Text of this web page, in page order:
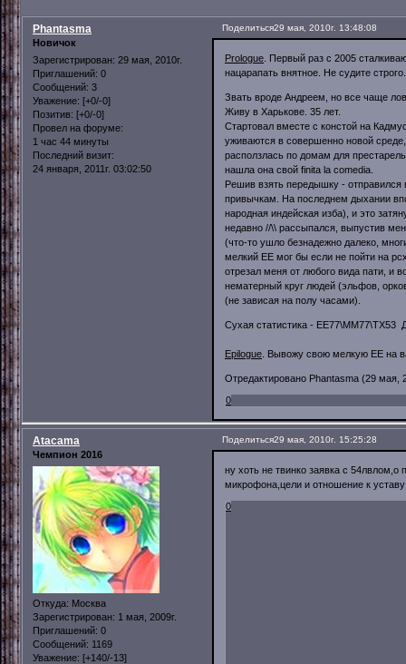
Поделиться29 мая, 2010г. 13:48:08
Phantasma
Новичок
Зарегистрирован: 29 мая, 2010г.
Приглашений: 0
Сообщений: 3
Уважение: [+0/-0]
Позитив: [+0/-0]
Провел на форуме:
1 час 44 минуты
Последний визит:
24 января, 2011г. 03:02:50
Prologue . Первый раз с 2005
нацарапать внятное. Не судите строго.
Звать вроде Андреем, но все чаще
Живу в Харькове. 35 лет.
Стартовал вместе с констой на
уживаются в совершенно новой
расползлась по домам для
нашла она свой finita la comedia.
Решив взять передышку - отправился
привычкам. На последнем дыхании
народная индейская изба), и это
недавно //\\ рассыпался, выпустив
(что-то ушло безнадежно далеко,
мелкий ЕЕ мог бы если не пойти на
отрезал меня от любого вида пати, и
нематерный круг людей (эльфов,
(не зависая на полу часами).
Сухая статистика - ЕЕ77\ММ77\ТХ53
Epilogue . Вывожу свою мелкую ЕЕ на
Отредактировано Phantasma (29 мая,
0
Поделиться29 мая, 2010г. 15:25:28
Atacama
Чемпион 2016
Откуда: Москва
Зарегистрирован: 1 мая, 2009г.
Приглашений: 0
Сообщений: 1169
Уважение: [+140/-13]
ну хоть не твинко заявка с 54лвлом,о
микрофона,цели и отношение к уставу
0